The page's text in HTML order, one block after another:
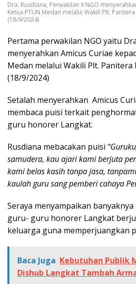
Dra. Rusdiana, Perwakilan II NGO
Ketua PTUN Medan melalui Wakili Plt.
(18/9/2024)
Pertama perwakilan NGO yaitu
menyerahkan Amicus Curiae
Medan melalui Wakili Plt. Panitera
(18/9/2024)
Setalah menyerahkan Amicus
membaca puisi terkait
guru honorer Langkat.
Rusdiana mebacakan puisi
samudera, kau ajari kami berjuta
kami belas kasih tanpa jasa,
kaulah guru sang pemberi cahaya
Seraya menyampaikan
guru- guru honorer Langkat
keluarga guna memperjuangkan
Baca Juga Kebutuhan Publik
Dishub Langkat Tambah